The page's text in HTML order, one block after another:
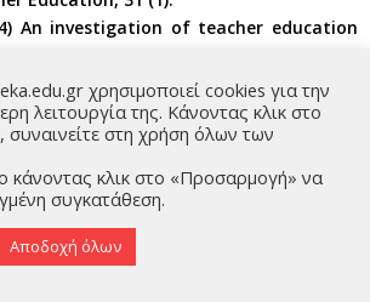
An investigation of teacher education
Research in Education 72:1.
(2004). Developing Relational
Relational Pedagogy: New Ways
Personal Epistemology in Teacher
VallartaM., (2002). Beliefs and
of Secondary and Prepatory School
χρησιμοποιεί cookies για την
λειτουργία της. Κάνοντας κλικ στο
στη χρήση όλων των
κάνοντας κλικ στο «Προσαρμογή» να
συγκατάθεση.
Αποδοχή όλων